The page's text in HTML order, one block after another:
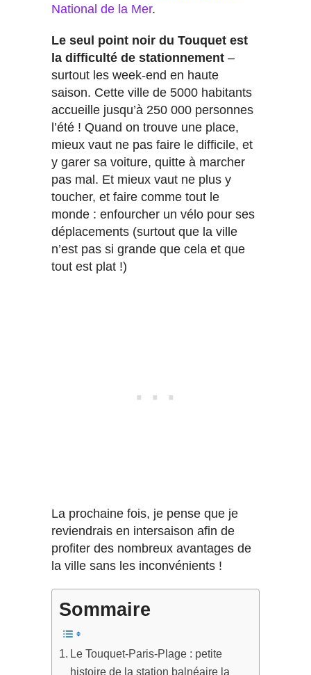
National de la Mer.
Le seul point noir du Touquet est
la difficulté de stationnement –
surtout les week-end en haute
saison. Cette ville de 5000 habitants
accueille jusqu’à 250 000 personnes
l’été ! Quand on trouve une place,
mieux vaut ne pas faire le difficile, et
y garer sa voiture, quitte à marcher
pas mal. Et mieux vaut ne plus y
toucher, et faire comme tout le
monde : enfourcher un vélo pour ses
déplacements (surtout que la ville
n’est pas si grande que cela et que
tout est plat !)
La prochaine fois, je pense que je
reviendrais en intersaison afin de
profiter des nombreux avantages de
la ville sans les inconvénients !
Sommaire
Le Touquet-Paris-Plage : petite
histoire de la station balnéaire la